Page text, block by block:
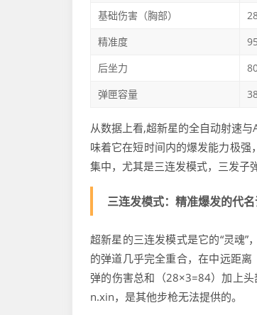
基础伤害（胸部）
精准度
95
后坐力
弹匣容量
从数据上看,超新星的全自动射速
味着它在短时间内的爆发能力极
集中，尤其是三连发模式，三发子
三连发模式：精准爆发的代
超新星的三连发模式是它的“灵魂
的弹道几乎完全重合，在中远距
弹的伤害总和（28×3=84）加上
n.xin，是其他步枪无法提供的。